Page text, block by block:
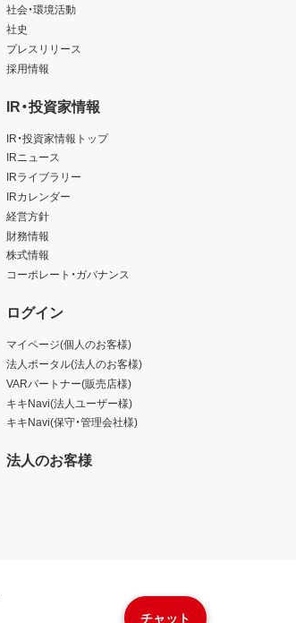
チャット
社会・環境活動
社史
プレスリリース
採用情報
IR・投資家情報
IR・投資家情報トップ
IRニュース
IRライブラリー
IRカレンダー
経営方針
財務情報
株式情報
コーポレート・ガバナンス
ログイン
マイページ(個人のお客様)
法人ポータル(法人のお客様)
VARパートナー(販売店様)
キキNavi(法人ユーザー様)
キキNavi(保守・管理会社様)
法人のお客様